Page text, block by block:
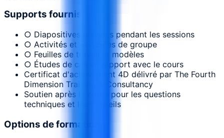
Supports fournis
○ Diapositives utilisées pendant les sessions
○ Activités et exercices de groupe
○ Feuilles de travail et modèles
○ Études de cas en rapport avec le cours
Certificat d'achèvement 4D délivré par The Fourth
Dimension Training & Consultancy
Soutien après le cours pour les questions
techniques et les conseils
Options de formation